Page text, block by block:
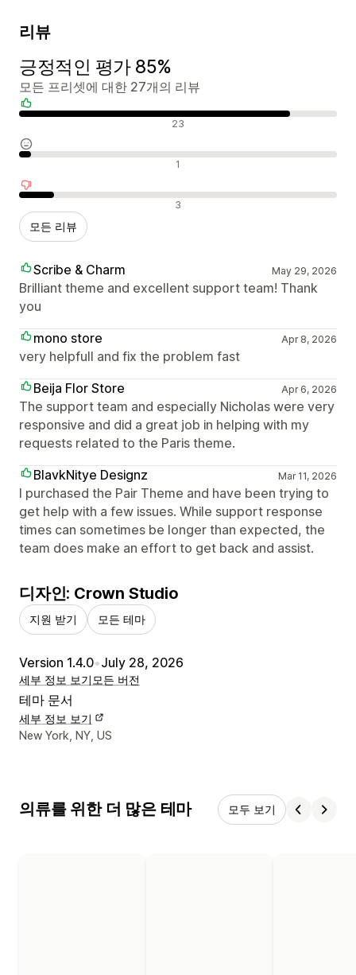
리뷰
긍정적인 평가 85%
모든 프리셋에 대한 27개의 리뷰
긍정적인 리뷰 23
중립적인 리뷰 1
부정적인 리뷰 3
모든 리뷰
Scribe & Charm May 29, 2026
Brilliant theme and excellent support team! Thank
you
mono store
Apr 8, 2026
very helpfull and fix the problem fast
Beija Flor Store
Apr 6, 2026
The support team and especially Nicholas were very
responsive and did a great job in helping with my
requests related to the Paris theme.
BlavkNitye Designz
Mar 11, 2026
I purchased the Pair Theme and have been trying to
get help with a few issues. While support response
times can sometimes be longer than expected, the
team does make an effort to get back and assist.
디자인: Crown Studio
지원 받기 모든 테마
Version 1.4.0•July 28, 2026
세부 정보 보기 모든 버전
테마 문서
세부 정보 보기
디자이너 연락처 세부 정보
New York, NY, US
의류를 위한 더 많은 테마 모두 보기